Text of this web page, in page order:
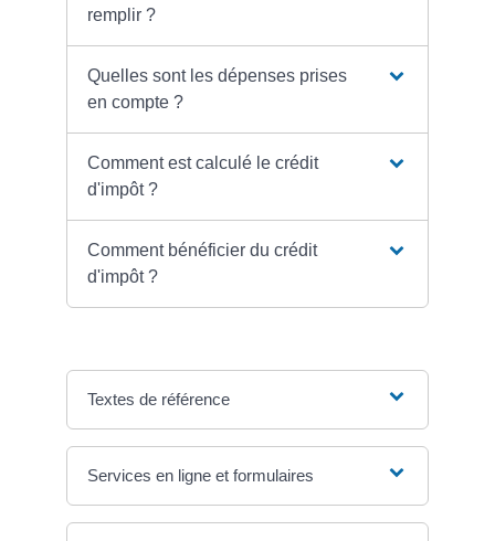
remplir ?
Quelles sont les dépenses prises
en compte ?
Comment est calculé le crédit
d'impôt ?
Comment bénéficier du crédit
d'impôt ?
Textes de référence
Services en ligne et formulaires